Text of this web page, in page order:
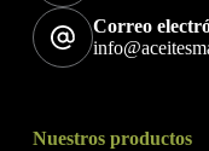
Correo
Nuestros productos